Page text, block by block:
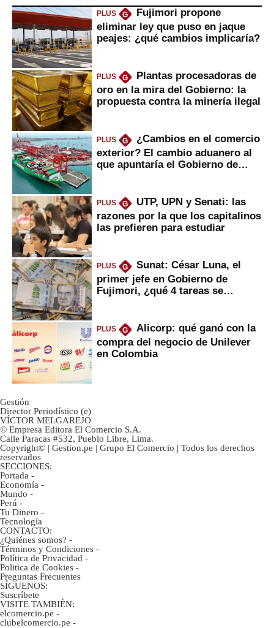
PLUS G
Fujimori propone
eliminar ley que puso en jaque
peajes: ¿qué cambios implicaría?
PLUS G
Plantas procesadoras de
oro en la mira del Gobierno: la
propuesta contra la minería ilegal
PLUS G
¿Cambios en el comercio
exterior? El cambio aduanero al
que apuntaría el Gobierno de
PLUS G
UTP, UPN y Senati: las
razones por la que los capitalinos
las prefieren para estudiar
PLUS G
Sunat: César Luna, el
primer jefe en Gobierno de
Fujimori, ¿qué 4 tareas se
PLUS G
Alicorp: qué ganó con la
compra del negocio de Unilever
en Colombia
Gestión
Director Periodístico (e)
VÍCTOR MELGAREJO
© Empresa Editora El Comercio S.A.
Calle Paracas #532, Pueblo Libre, Lima.
Copyright© | Gestion.pe | Grupo El Comercio | Todos los derechos
reservados
SECCIONES:
Portada -
Economía -
Mundo -
Perú -
Tu Dinero -
Tecnología
CONTACTO:
¿Quiénes somos? -
Términos y Condiciones -
Política de Privacidad -
Politica de Cookies -
Preguntas Frecuentes
SÍGUENOS:
Suscríbete
VISITE TAMBIÉN:
elcomercio.pe -
clubelcomercio.pe -